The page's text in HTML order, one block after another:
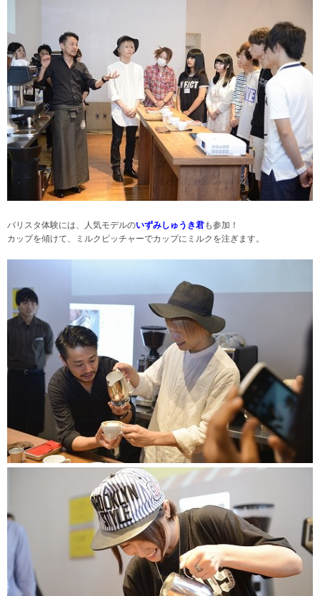
バリスタ体験には、人気モデルのいずみしゅうき君も参加！
カップを傾けて、ミルクピッチャーでカップにミルクを注ぎます。